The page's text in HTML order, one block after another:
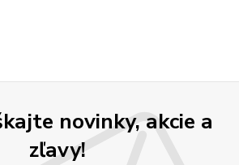
novinky, akcie a
zľavy!